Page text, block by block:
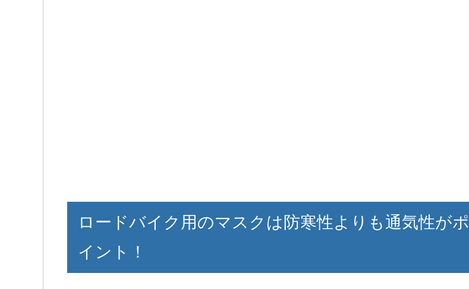
ロードバイク用のマスクは防寒性よりも通気性がポ
イント！